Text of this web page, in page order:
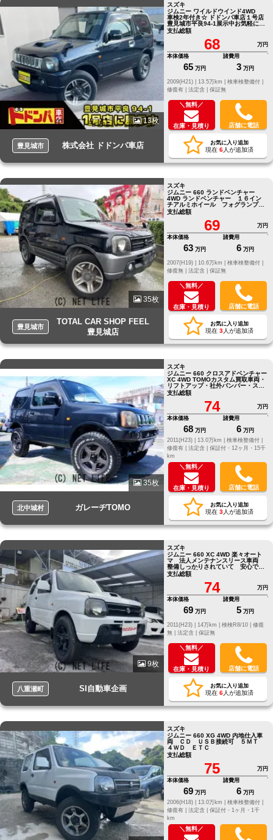
13枚
豊見城市 株式会社 ドドンパ車店
スズキ
ジムニー ワイルドウインド4WD
車検2年付き☆ ドドンパ車店１号店
豊見城市平良94-1展示中お気軽にお
問い合わせください。
支払総額
68
万円
本体価格
65 万円
諸費用
3 万円
修復有 | 法定含 | 保証無
＼無料／
在庫・見積り 店舗に電話
お気に入り追加
現在 6人が追加済
35枚
豊見城市
TOTAL CAR SHOP FEEL
豊見城店
スズキ
ジムニー 660 ランドベンチャー
4WD ランドベンチャー １６イン
チアルミホイール フォグランプ
ＣＤ再生可 ＦＭトランスミッタ
ー
支払総額
69
万円
本体価格
63 万円
諸費用
6 万円
修復無 | 法定含 | 保証無
＼無料／
在庫・見積り 店舗に電話
お気に入り追加
現在 3人が追加済
35枚
北中城村 ガレーヂTOMO
スズキ
ジムニー 660 クロスアドベンチャー
XC 4WD TOMOカスタム買取車両・
リフトアップ・社外バンパー・スキ
ッドプレート・社外アルミ・
支払総額
74
万円
本体価格
68 万円
諸費用
6 万円
2011(H23) |
13.0万km |
検車検整備付 |
修復有 | 法定含 | 保証付・12ヶ月・15千
km
＼無料／
在庫・見積り 店舗に電話
お気に入り追加
現在 3人が追加済
9枚
八重瀬町 SI自動車企画
スズキ
ジムニー 660 XC 4WD 楽々オート
マ 法人メンテナンスリース車両
整備しっかりされていて 安心です
10月車検受けました
支払総額
74
万円
本体価格
69 万円
諸費用
5 万円
修復
無 | 法定含 | 保証無
＼無料／
在庫・見積り 店舗に電話
お気に入り追加
現在 6人が追加済
スズキ
ジムニー 660 XG 4WD 内地仕入車
両 ＣＤ ＵＳＢ接続可 ５ＭＴ
４ＷＤ ＥＴＣ
支払総額
75
万円
本体価格
69 万円
諸費用
6 万円
2006(H18) |
13.0万km |
検車検整備付 |
修復有 | 法定含 | 保証付・1ヶ月・1千
km
＼無料／